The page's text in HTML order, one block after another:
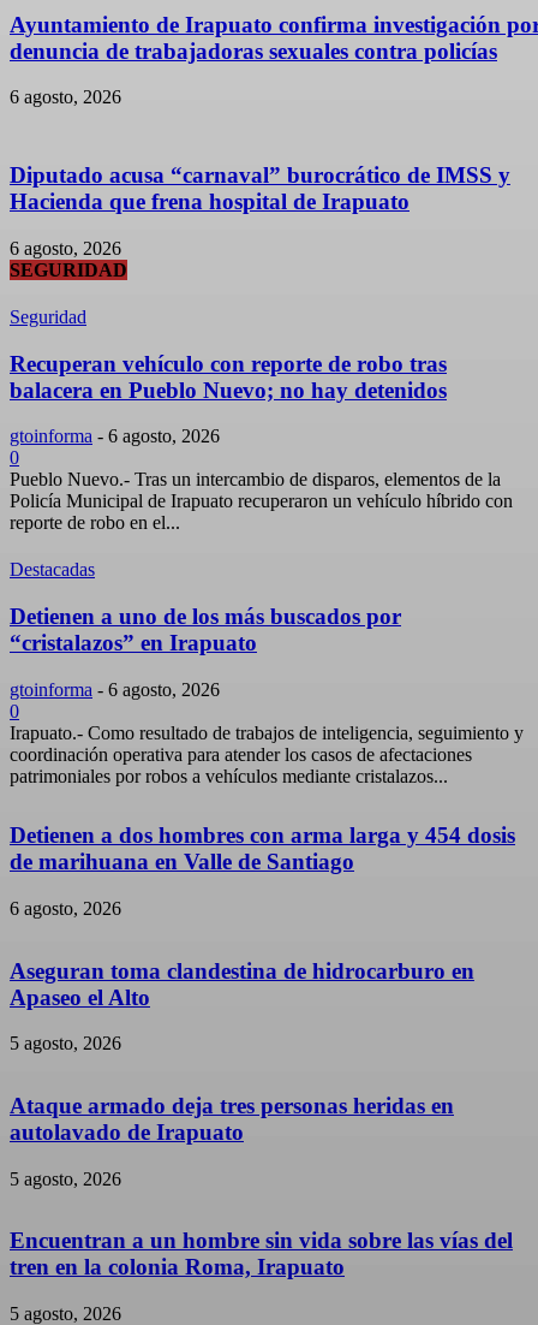
Ayuntamiento de Irapuato confirma investigación
denuncia de trabajadoras sexuales contra policías
6 agosto, 2026
Diputado acusa “carnaval” burocrático de IMSS y
Hacienda que frena hospital de Irapuato
6 agosto, 2026
SEGURIDAD
Seguridad
Recuperan vehículo con reporte de robo tras
balacera en Pueblo Nuevo; no hay detenidos
gtoinforma - 6 agosto, 2026
0
Pueblo Nuevo.- Tras un intercambio de disparos, elementos de la
Policía Municipal de Irapuato recuperaron un vehículo híbrido con
reporte de robo en el...
Destacadas
Detienen a uno de los más buscados por
“cristalazos” en Irapuato
gtoinforma - 6 agosto, 2026
0
Irapuato.- Como resultado de trabajos de inteligencia, seguimiento y
coordinación operativa para atender los casos de afectaciones
patrimoniales por robos a vehículos mediante cristalazos...
Detienen a dos hombres con arma larga y 454 dosis
de marihuana en Valle de Santiago
6 agosto, 2026
Aseguran toma clandestina de hidrocarburo en
Apaseo el Alto
5 agosto, 2026
Ataque armado deja tres personas heridas en
autolavado de Irapuato
5 agosto, 2026
Encuentran a un hombre sin vida sobre las vías del
tren en la colonia Roma, Irapuato
5 agosto, 2026